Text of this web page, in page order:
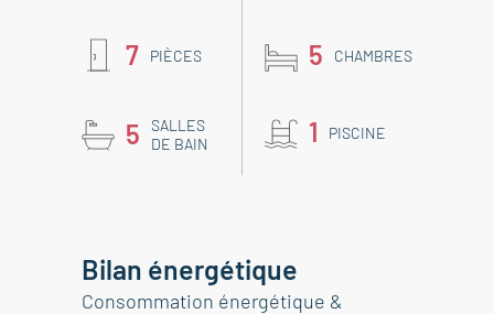
7 PIÈCES 5 CHAMBRES
5
SALLES
DE BAIN
1 PISCINE
Bilan énergétique
Consommation énergétique &